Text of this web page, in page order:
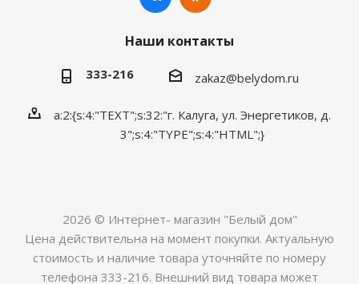
Наши контакты
333-216 zakaz@belydom.ru
a:2:{s:4:"TEXT";s:32:"г. Калуга, ул. Энергетиков, д.
3";s:4:"TYPE";s:4:"HTML";}
2026 © Интернет- магазин "Белый дом"
Цена действительна на момент покупки. Актуальную
стоимость и наличие товара уточняйте по номеру
телефона 333-216. Внешний вид товара может